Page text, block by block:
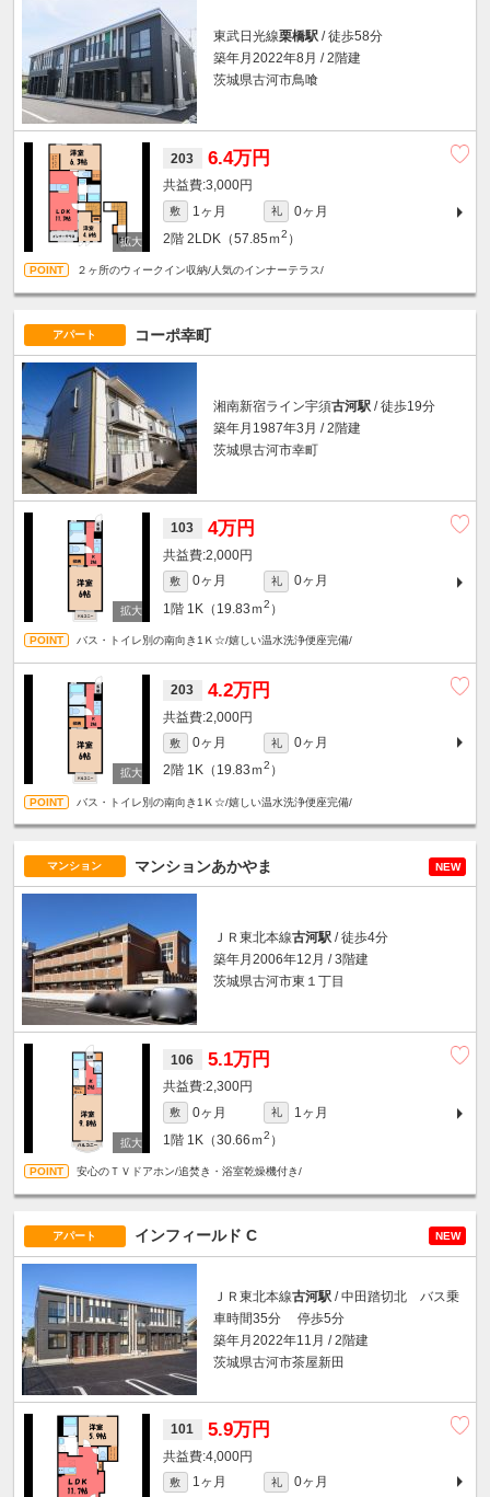
東武日光線栗橋駅 / 徒歩58分
築年月2022年8月 / 2階建
茨城県古河市鳥喰
203 6.4万円
3,000円
敷 1ヶ月 礼
0ヶ月
2階 2LDK（57.85ｍ2 ）
２ヶ所のウィークイン収納/人気のインナーテラス/
アパート コーポ幸町
湘南新宿ライン宇須古河駅 / 徒歩19分
築年月1987年3月 / 2階建
茨城県古河市幸町
103 4万円
2,000円
敷 0ヶ月 礼
0ヶ月
1階 1K（19.83ｍ2 ）
バス・トイレ別の南向き1Ｋ☆/嬉しい温水洗浄便座完備/
203 4.2万円
2,000円
敷 0ヶ月 礼
0ヶ月
2階 1K（19.83ｍ2 ）
バス・トイレ別の南向き1Ｋ☆/嬉しい温水洗浄便座完備/
マンション マンションあかやま NEW
ＪＲ東北本線古河駅 / 徒歩4分
築年月2006年12月 / 3階建
茨城県古河市東１丁目
106 5.1万円
2,300円
敷 0ヶ月 礼
1ヶ月
1階 1K（30.66ｍ2 ）
安心のＴＶドアホン/追焚き・浴室乾燥機付き/
アパート インフィールド C NEW
ＪＲ東北本線古河駅 / 中田踏切北 バス乗
車時間35分 停歩5分
築年月2022年11月 / 2階建
茨城県古河市茶屋新田
101 5.9万円
4,000円
敷 1ヶ月 礼
0ヶ月